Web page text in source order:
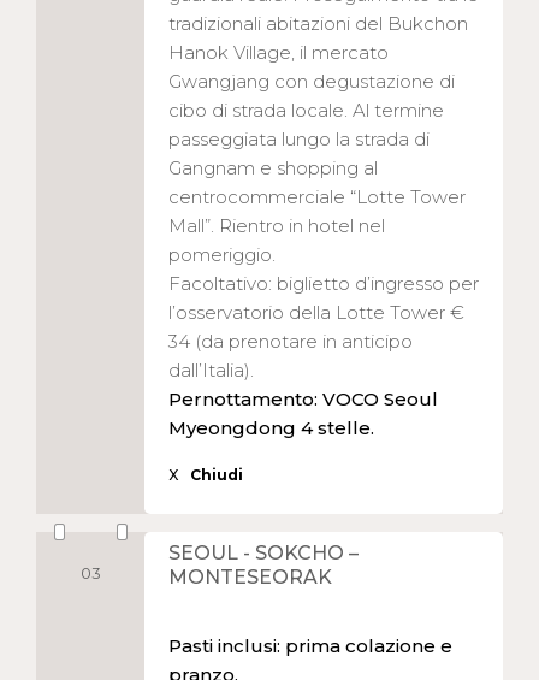
tradizionali abitazioni del Bukchon
Hanok Village, il mercato
Gwangjang con degustazione di
cibo di strada locale. Al termine
passeggiata lungo la strada di
Gangnam e shopping al
centrocommerciale “Lotte Tower
Mall”. Rientro in hotel nel
pomeriggio.
Facoltativo: biglietto d’ingresso per
l’osservatorio della Lotte Tower €
34 (da prenotare in anticipo
dall’Italia).
Pernottamento: VOCO Seoul
Myeongdong 4 stelle.
X Chiudi
03
SEOUL - SOKCHO –
MONTESEORAK
Pasti inclusi: prima colazione e
pranzo.